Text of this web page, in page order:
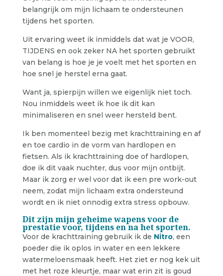
belangrijk om mijn lichaam te ondersteunen
tijdens het sporten.
Uit ervaring weet ik inmiddels dat wat je VOOR,
TIJDENS en ook zeker NA het sporten gebruikt
van belang is hoe je je voelt met het sporten en
hoe snel je herstel erna gaat.
Want ja, spierpijn willen we eigenlijk niet toch.
Nou inmiddels weet ik hoe ik dit kan
minimaliseren en snel weer hersteld bent.
Ik ben momenteel bezig met krachttraining en af
en toe cardio in de vorm van hardlopen en
fietsen. Als ik krachttraining doe of hardlopen,
doe ik dit vaak nuchter, dus voor mijn ontbijt.
Maar ik zorg er wel voor dat ik een pre work-out
neem, zodat mijn lichaam extra ondersteund
wordt en ik niet onnodig extra stress opbouw.
Dit zijn mijn geheime wapens voor de
prestatie voor, tijdens en na het sporten.
Voor de krachttraining gebruik ik de Nitro, een
poeder die ik oplos in water en een lekkere
watermeloensmaak heeft. Het ziet er nog kek uit
met het roze kleurtje, maar wat erin zit is goud